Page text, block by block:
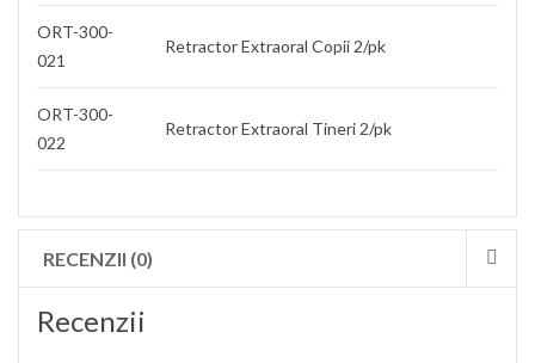
ORT-300-
021
Retractor Extraoral Copii2/pk
ORT-300-
022
Retractor Extraoral Tineri2/pk
RECENZII (0)
Recenzii